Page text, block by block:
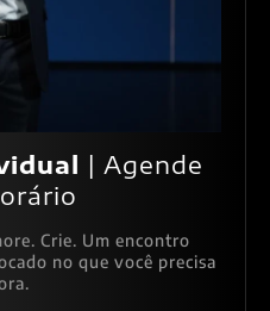
| Agende
Crie. Um encontro
no que você precisa